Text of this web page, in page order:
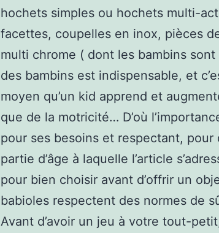
hochets simples ou hochets multi-
facettes, coupelles en inox, pièces
multi chrome ( dont les bambins sont
des bambins est indispensable, et
moyen qu’un kid apprend et
que de la motricité… D’où
pour ses besoins et respectant, pour
partie d’âge à laquelle l’article
pour bien choisir avant d’offrir un
babioles respectent des normes de
Avant d’avoir un jeu à votre tout-